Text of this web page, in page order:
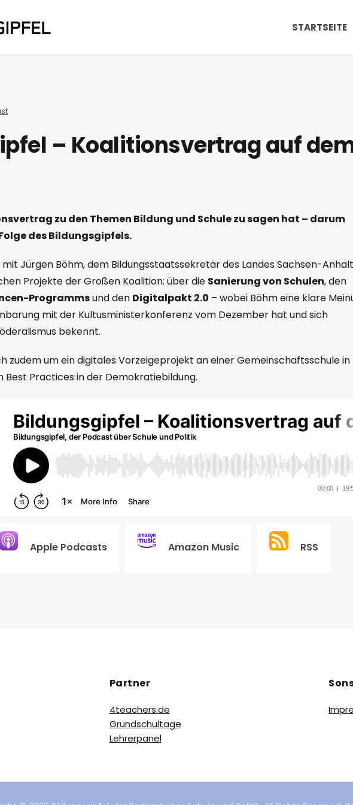
STARTSEITE
– Koalitionsvertrag auf
zu den Themen Bildung und Schule zu sagen hat – darum
des Bildungsgipfels.
Jürgen Böhm, dem Bildungsstaatssekretär des Landes Sachsen-
Projekte der Großen Koalition: über die Sanierung von Schulen, den
Programmsund den Digitalpakt 2.0 – wobei Böhm eine klare
mit der Kultusministerkonferenz vom Dezember hat und sich
bekennt.
zudem um ein digitales Vorzeigeprojekt an einer Gemeinschaftsschule in
Best Practices in der Demokratiebildung.
Apple Podcasts Amazon Music RSS
Partner
4teachers.de
Grundschultage
Lehrerpanel